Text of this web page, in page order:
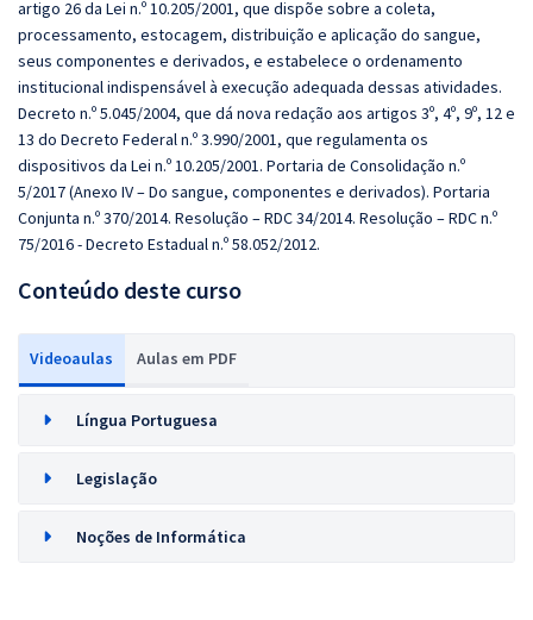
artigo 26 da Lei n.º 10.205/2001, que dispõe sobre a coleta,
processamento, estocagem, distribuição e aplicação do sangue,
seus componentes e derivados, e estabelece o ordenamento
institucional indispensável à execução adequada dessas atividades.
Decreto n.º 5.045/2004, que dá nova redação aos artigos 3º, 4º, 9º, 12 e
13 do Decreto Federal n.º 3.990/2001, que regulamenta os
dispositivos da Lei n.º 10.205/2001. Portaria de Consolidação n.º
5/2017 (Anexo IV – Do sangue, componentes e derivados). Portaria
Conjunta n.º 370/2014. Resolução – RDC 34/2014. Resolução – RDC n.º
75/2016 - Decreto Estadual n.º 58.052/2012.
Conteúdo deste curso
Videoaulas Aulas em PDF
Língua Portuguesa
Legislação
Noções de Informática